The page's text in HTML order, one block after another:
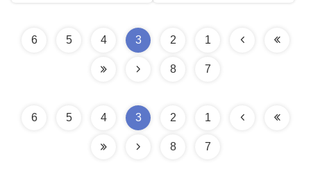
1
2
3
4
5
6
7
8
1
2
3
4
5
6
7
8